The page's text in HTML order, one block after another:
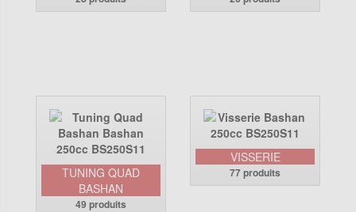
TUNING QUAD
BASHAN
49 produits
VISSERIE
77 produits